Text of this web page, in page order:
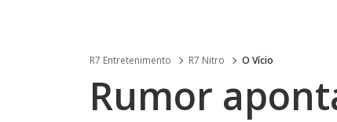
R7 Entretenimento R7 Nitro O Vício
Rumor